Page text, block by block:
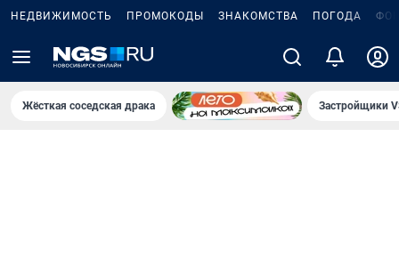
НЕДВИЖИМОСТЬ ПРОМОКОДЫ ЗНАКОМСТВА ПОГОДА
Жёсткая соседская драка Застройщики